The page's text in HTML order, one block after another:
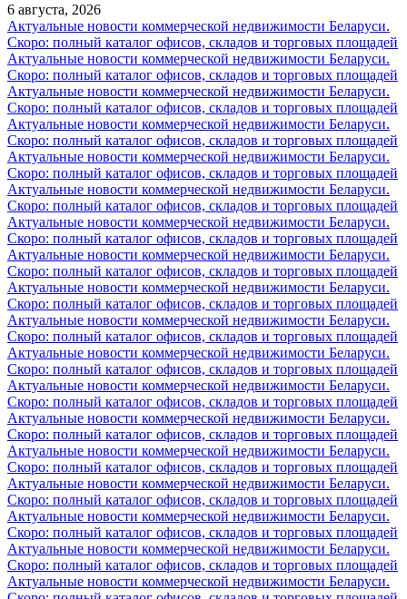
6 августа, 2026
Актуальные новости коммерческой недвижимости Беларуси.
Скоро: полный каталог офисов, складов и торговых площадей
Актуальные новости коммерческой недвижимости Беларуси.
Скоро: полный каталог офисов, складов и торговых площадей
Актуальные новости коммерческой недвижимости Беларуси.
Скоро: полный каталог офисов, складов и торговых площадей
Актуальные новости коммерческой недвижимости Беларуси.
Скоро: полный каталог офисов, складов и торговых площадей
Актуальные новости коммерческой недвижимости Беларуси.
Скоро: полный каталог офисов, складов и торговых площадей
Актуальные новости коммерческой недвижимости Беларуси.
Скоро: полный каталог офисов, складов и торговых площадей
Актуальные новости коммерческой недвижимости Беларуси.
Скоро: полный каталог офисов, складов и торговых площадей
Актуальные новости коммерческой недвижимости Беларуси.
Скоро: полный каталог офисов, складов и торговых площадей
Актуальные новости коммерческой недвижимости Беларуси.
Скоро: полный каталог офисов, складов и торговых площадей
Актуальные новости коммерческой недвижимости Беларуси.
Скоро: полный каталог офисов, складов и торговых площадей
Актуальные новости коммерческой недвижимости Беларуси.
Скоро: полный каталог офисов, складов и торговых площадей
Актуальные новости коммерческой недвижимости Беларуси.
Скоро: полный каталог офисов, складов и торговых площадей
Актуальные новости коммерческой недвижимости Беларуси.
Скоро: полный каталог офисов, складов и торговых площадей
Актуальные новости коммерческой недвижимости Беларуси.
Скоро: полный каталог офисов, складов и торговых площадей
Актуальные новости коммерческой недвижимости Беларуси.
Скоро: полный каталог офисов, складов и торговых площадей
Актуальные новости коммерческой недвижимости Беларуси.
Скоро: полный каталог офисов, складов и торговых площадей
Актуальные новости коммерческой недвижимости Беларуси.
Скоро: полный каталог офисов, складов и торговых площадей
Актуальные новости коммерческой недвижимости Беларуси.